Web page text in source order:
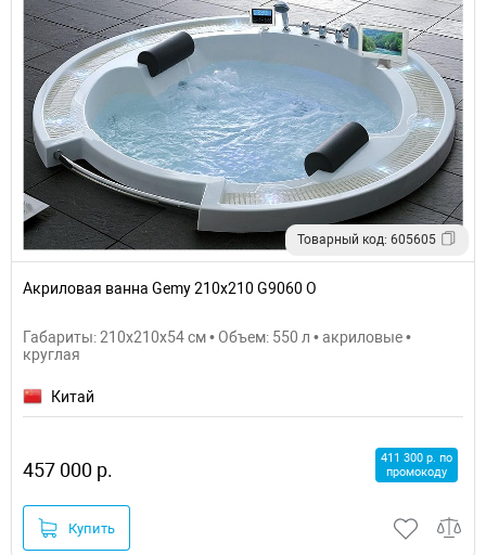
Товарный код: 605605
Акриловая ванна Gemy 210x210 G9060 O
Габариты: 210x210x54 см • Объем: 550 л • акриловые •
круглая
Китай
457 000 р.
411 300 р. по
промокоду
Купить